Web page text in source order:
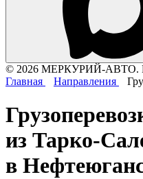
© 2026 МЕРКУРИЙ-АВТО.
Главная
Направления
из Тарко-
в